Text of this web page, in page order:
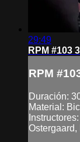
29:49
RPM #103
RPM
Duración:
Material:
Ostergaard,